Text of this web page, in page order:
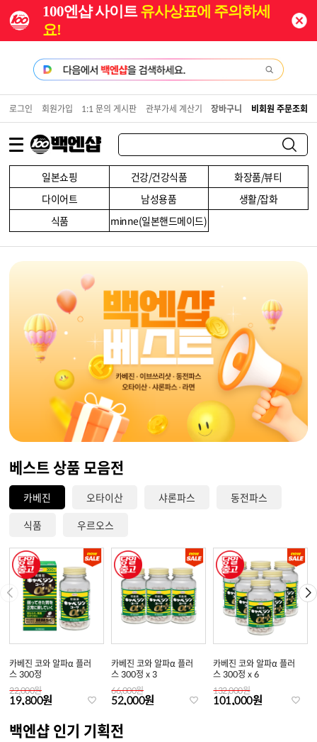
100엔샵 사이트유사상표에 주의하세
요!
일본쇼핑 건강/건강식품
화장품/뷰티
다이어트
남성용품
생활/잡화
식품
minne(일본핸드메이드)
로그인 회원가입 1:1 문의 게시판 관부가세 계산기 장바구니 비회원 주문조회
베스트 상품 모음전
카베진 오타이산 샤론파스
동전파스
식품
우르오스
카베진 코와 알파α 플러
스 300정
22,000원
19,800원
카베진 코와 알파α 플러
스 300정 x 3
66,000원
52,000원
카베진 코와 알파α 플러
스 300정 x 6
132,000원
101,000원
백엔샵 인기 기획전